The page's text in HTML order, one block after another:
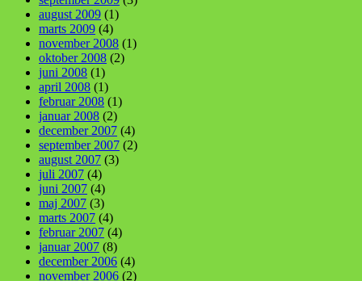
august 2009 (1)
marts 2009 (4)
november 2008 (1)
oktober 2008 (2)
juni 2008 (1)
april 2008 (1)
februar 2008 (1)
januar 2008 (2)
december 2007 (4)
september 2007 (2)
august 2007 (3)
juli 2007 (4)
juni 2007 (4)
maj 2007 (3)
marts 2007 (4)
februar 2007 (4)
januar 2007 (8)
december 2006 (4)
november 2006 (2)